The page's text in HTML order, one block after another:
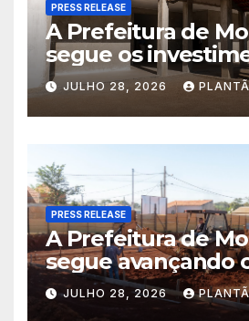
PRESS RELEASE
A Prefeitura de
segue os
educação. A obra
Municipal Eudóxio
Figueiredo
acelerado e já
JULHO 28, 2026
PRESS RELEASE
A Prefeitura de
segue avançando
importantes
no Setor Arca de
JULHO 28, 2026